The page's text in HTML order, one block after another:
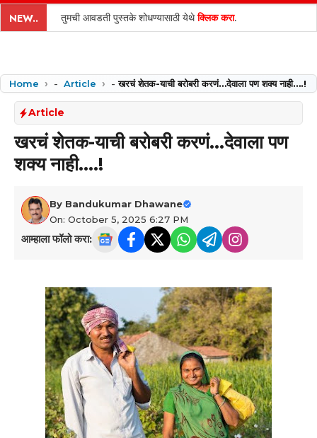
content
NEW.. तुमची आवडती पुस्तके शोधण्यासाठी येथेक्लिक करा.
Home - Article -खरचं शेतक-याची बरोबरी करणं…देवाला पण शक्य नाही….!
Article
खरचं शेतक-याची बरोबरी करणं…देवाला पण
शक्य नाही….!
By Bandukumar Dhawane
On: October 5, 2025 6:27 PM
आम्हाला फॉलो करा: